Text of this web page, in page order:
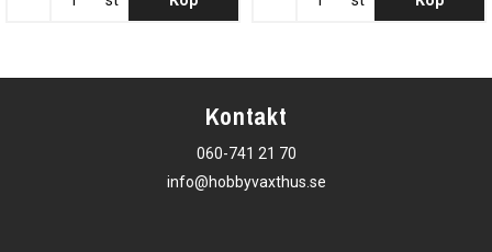
Kontakt
060-741 21 70
info@hobbyvaxthus.se